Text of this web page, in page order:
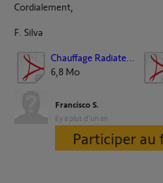
Cordialement,
F. Silva
Chauffage Radiate...
6,8 Mo
Francisco S.
il y a plus d'un an
Participer au